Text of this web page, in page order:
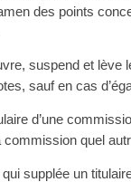
des points
suspend et lève
sauf en cas
d’une
quel
supplée un